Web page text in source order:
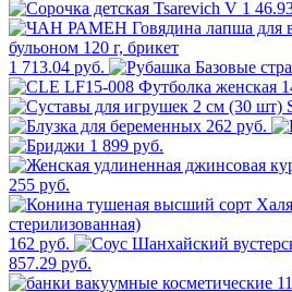
1 713.04 руб.
262 руб.
1 899 руб.
255 руб.
162 руб.
857.29 руб.